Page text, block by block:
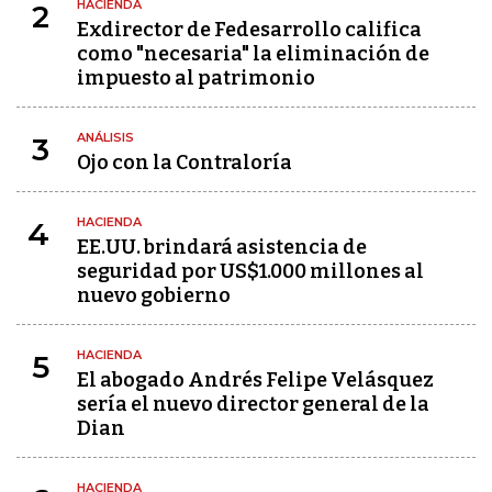
2 HACIENDA
Exdirector de Fedesarrollo califica
como "necesaria" la eliminación de
impuesto al patrimonio
3 ANÁLISIS
Ojo con la Contraloría
4 HACIENDA
EE.UU. brindará asistencia de
seguridad por US$1.000 millones al
nuevo gobierno
5 HACIENDA
El abogado Andrés Felipe Velásquez
sería el nuevo director general de la
Dian
HACIENDA